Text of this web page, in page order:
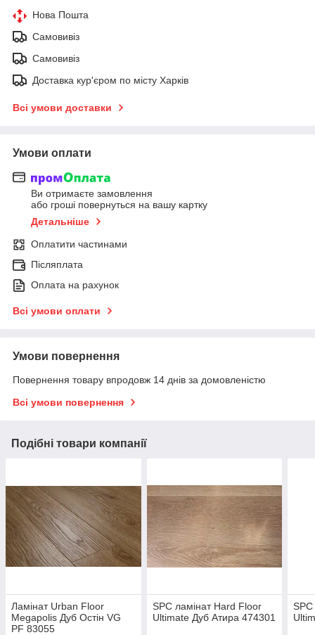
Нова Пошта
Самовивіз
Самовивіз
Доставка кур'єром по місту Харків
Всі умови доставки
Умови оплати
Ви отримаєте замовлення
або гроші повернуться на вашу картку
Детальніше
Оплатити частинами
Післяплата
Оплата на рахунок
Всі умови оплати
Умови повернення
Повернення товару впродовж 14 днів за домовленістю
Всі умови повернення
Подібні товари компанії
Ламінат Urban Floor
Megapolis Дуб Остін VG
PF 83055
SPC ламінат Hard Floor
Ultimate Дуб Атира 474301